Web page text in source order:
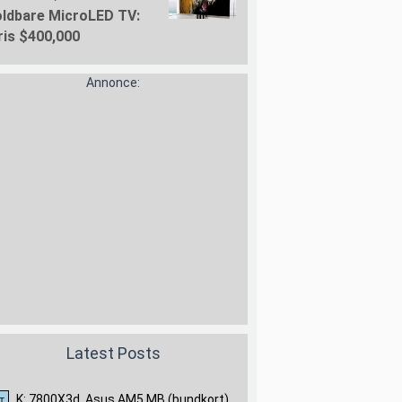
MicroLED TV:
$400,000
Annonce:
Latest Posts